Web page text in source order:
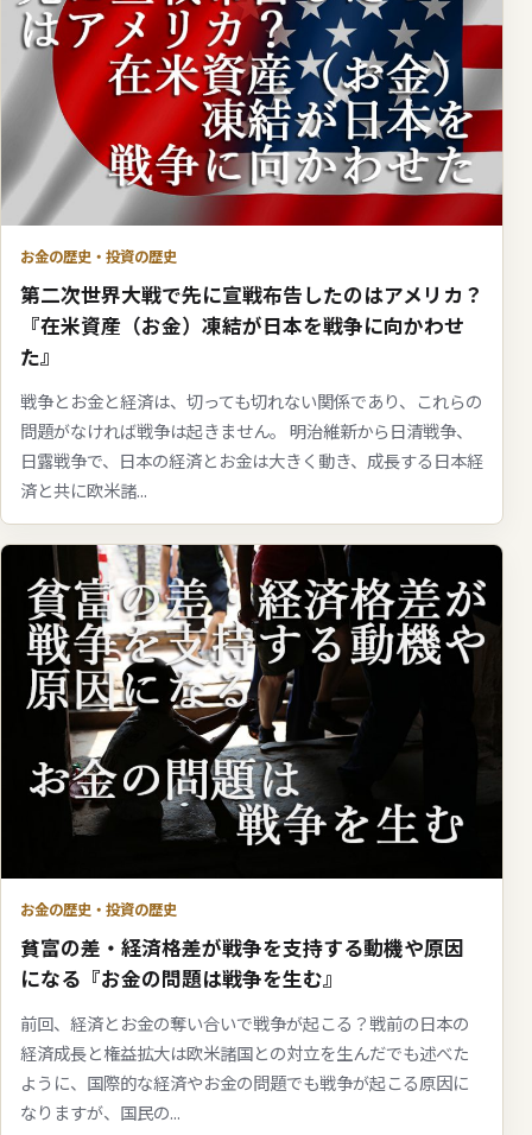
お金の歴史・投資の歴史
第二次世界大戦で先に宣戦布告したのはアメリカ？
『在米資産（お金）凍結が日本を戦争に向かわせ
た』
戦争とお金と経済は、切っても切れない関係であり、これらの
問題がなければ戦争は起きません。 明治維新から日清戦争、
日露戦争で、日本の経済とお金は大きく動き、成長する日本経
済と共に欧米諸...
お金の歴史・投資の歴史
貧富の差・経済格差が戦争を支持する動機や原因
になる『お金の問題は戦争を生む』
前回、経済とお金の奪い合いで戦争が起こる？戦前の日本の
経済成長と権益拡大は欧米諸国との対立を生んだでも述べた
ように、国際的な経済やお金の問題でも戦争が起こる原因に
なりますが、国民の...